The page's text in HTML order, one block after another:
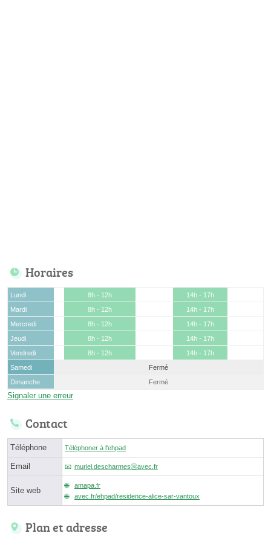
Horaires
Lundi 8h - 12h
14h - 17h
Mardi
8h - 12h
14h - 17h
Mercredi
8h - 12h
14h - 17h
Jeudi
8h - 12h
14h - 17h
Vendredi
8h - 12h
14h - 17h
Samedi
Fermé
Dimanche
Fermé
Signaler une erreur
Contact
Téléphone Téléphoner à l'ehpad
Email muriel.descharmesⓐavec.fr
Site web
amapa.fr
avec.fr/ehpad/residence-alice-sar-vantoux
Plan et adresse